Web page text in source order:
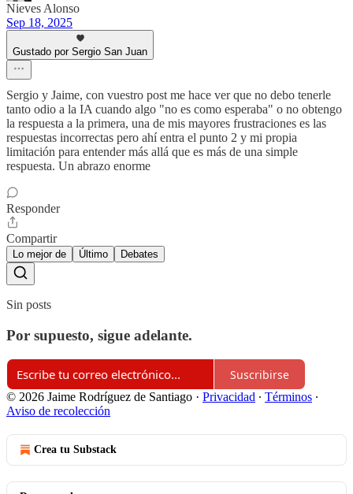
Nieves Alonso
Sep 18, 2025
Gustado por Sergio San Juan
Sergio y Jaime, con vuestro post me hace ver que no debo tenerle
tanto odio a la IA cuando algo "no es como esperaba" o no obtengo
la respuesta a la primera, una de mis mayores frustraciones es las
respuestas incorrectas pero ahí entra el punto 2 y mi propia
limitación para entender más allá que es más de una simple
respuesta. Un abrazo enorme
Responder
Compartir
Lo mejor de Último Debates
Sin posts
Por supuesto, sigue adelante.
Suscribirse
© 2026 Jaime Rodríguez de Santiago · Privacidad ∙ Términos ∙
Aviso de recolección
Crea tu Substack